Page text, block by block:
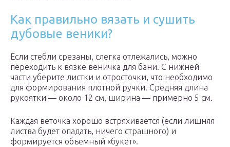
Как правильно вязать и сушить
дубовые веники?
Если стебли срезаны, слегка отлежались, можно
переходить к вязке веничка для бани. С нижней
части уберите листки и отросточки, что необходимо
для формирования плотной ручки. Средняя длина
рукоятки — около 12 см, ширина — примерно 5 см.
Каждая веточка хорошо встряхивается (если лишняя
листва будет опадать, ничего страшного) и
формируется объемный «букет».